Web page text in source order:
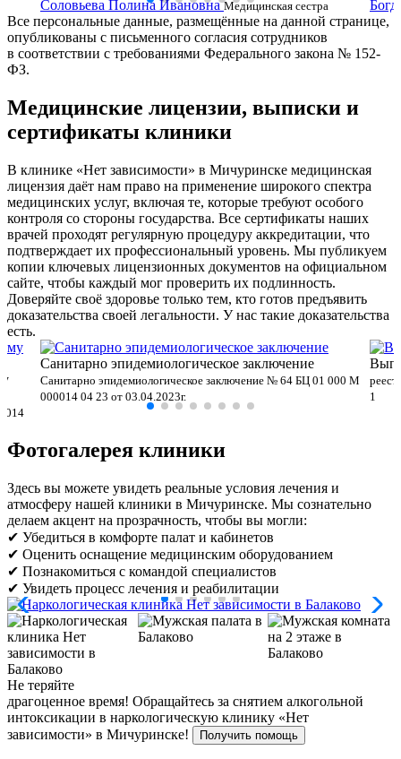
Соловьева Полина Ивановна Медицинская сестра
Все персональные данные, размещённые на данной странице,
опубликованы с письменного согласия сотрудников
в соответствии с требованиями Федерального закона № 152-
ФЗ.
Медицинские лицензии, выписки и
сертификаты клиники
В клинике «Нет зависимости» в Мичуринске медицинская
лицензия даёт нам право на применение широкого спектра
медицинских услуг, включая те, которые требуют особого
контроля со стороны государства. Все сертификаты наших
врачей проходят регулярную процедуру аккредитации, что
подтверждает их профессиональный уровень. Мы публикуем
копии ключевых лицензионных документов на официальном
сайте, чтобы каждый мог проверить их подлинность.
Доверяйте своё здоровье только тем, кто готов предъявить
доказательства своей легальности. У нас такие доказательства
есть.
Санитарно эпидемиологическое заключение
Санитарно эпидемиологическое заключение № 64 БЦ 01 000 М
000014 04 23 от 03.04.2023г.
1
Фотогалерея клиники
Здесь вы можете увидеть реальные условия лечения и
атмосферу нашей клиники в Мичуринске. Мы сознательно
делаем акцент на прозрачность, чтобы вы могли:
✔ Убедиться в комфорте палат и кабинетов
✔ Оценить оснащение медицинским оборудованием
✔ Познакомиться с командой специалистов
✔ Увидеть процесс лечения и реабилитации
Не теряйте
драгоценное время! Обращайтесь за снятием алкогольной
интоксикации в наркологическую клинику «Нет
зависимости» в Мичуринске!
Получить помощь